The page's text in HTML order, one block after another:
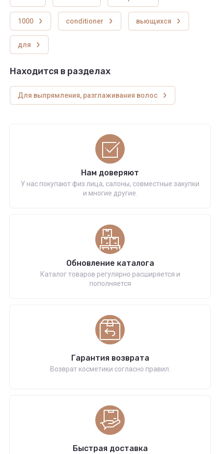
1000 conditioner вьющихся
для
Находится в разделах
Для выпрямления, разглаживания волос
Нам доверяют
У нас покупают физ лица, салоны, совместные закупки
и многие другие.
Обновление каталога
Каталог товаров регулярно расширяется и
пополняется
Гарантия возврата
Возврат косметики согласно правил.
Быстрая доставка